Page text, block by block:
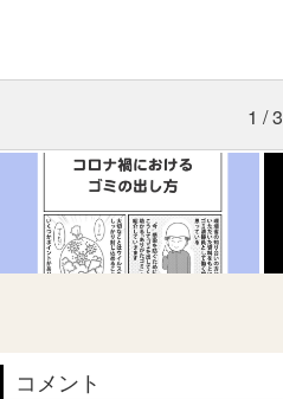
1 / 3
コメント